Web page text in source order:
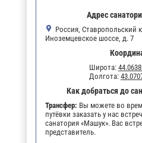
Адрес
Россия, Ставропольский
Иноземцевское шоссе, д. 7
Широта:
Долгота:
Как добраться до
Трансфер: Вы можете во
путёвки заказать у нас
санатория «Машук». Вас
представитель.